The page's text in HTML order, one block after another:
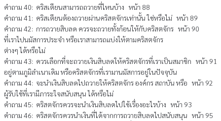
คำถาม 40: คริสเตียนสามารถถวายที่ไหนบ้าง หน้า 88
คำถาม 41: คริสเตียนต้องถวายผ่านคริสตจักรเท่านั้น ใช่หรือไม่ หน้า 89
คำถาม 42: การถวายสิบลด ควรจะถวายทั้งก้อนให้กับคริสตจักร หน้า 90
ที่เราไปนมัสการประจำ หรือเราสามารถแบ่งให้ตามคริสตจักร
ต่างๆ ได้หรือไม่
คำถาม 43: ควรเลือกที่จะถวายเงินสิบลดให้คริสตจักรที่เราเป็นสมาชิก หน้า 91
อยู่ตามภูมิลำเนาเดิม หรือคริสตจักรที่เรามานมัสการอยู่ในปัจจุบัน
คำถาม 44: จะนำเงินสิบลดไปถวายให้คริสตจักร องค์กร สถาบัน หรือ หน้า 92
ผู้รับใช้ที่เรามีภาระใจสนับสนุน ได้หรือไม่
คำถาม 45: คริสตจักรควรจะนำเงินสิบลดไปใช้เรื่องอะไรบ้าง หน้า 93
คำถาม 46: คริสตจักรควรนำเงินที่ได้จากการถวายสิบลดไปสนับสนุน หน้า 95